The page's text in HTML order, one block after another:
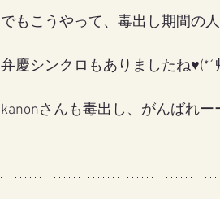
でもこうやって、毒出し期間の
弁慶シンクロもありましたね♥(*´
kanonさんも毒出し、がんばれー